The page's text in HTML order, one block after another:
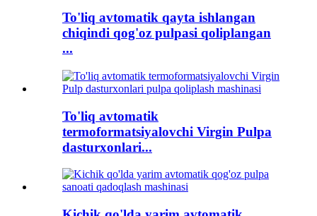
To'liq avtomatik qayta ishlangan
chiqindi qog'oz pulpasi qoliplangan
...
To'liq avtomatik
termoformatsiyalovchi Virgin Pulpa
dasturxonlari...